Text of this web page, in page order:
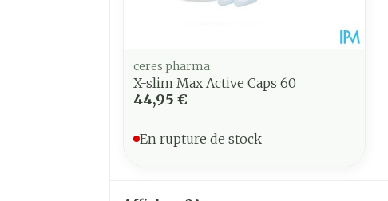
ceres pharma
X-slim Max Active Caps 60
44,95 €
En rupture de stock